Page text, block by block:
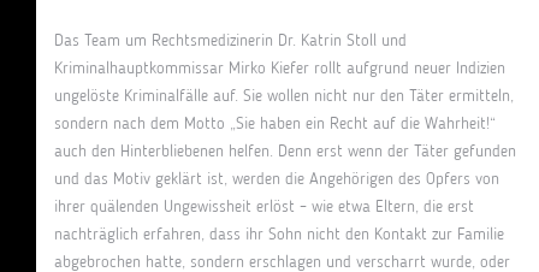
Das Team um Rechtsmedizinerin Dr. Katrin Stoll und
Kriminalhauptkommissar Mirko Kiefer rollt aufgrund neuer Indizien
ungelöste Kriminalfälle auf. Sie wollen nicht nur den Täter ermitteln,
sondern nach dem Motto „Sie haben ein Recht auf die Wahrheit!“
auch den Hinterbliebenen helfen. Denn erst wenn der Täter gefunden
und das Motiv geklärt ist, werden die Angehörigen des Opfers von
ihrer quälenden Ungewissheit erlöst – wie etwa Eltern, die erst
nachträglich erfahren, dass ihr Sohn nicht den Kontakt zur Familie
abgebrochen hatte, sondern erschlagen und verscharrt wurde, oder